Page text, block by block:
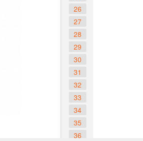
26
27
28
29
30
31
32
33
34
35
36